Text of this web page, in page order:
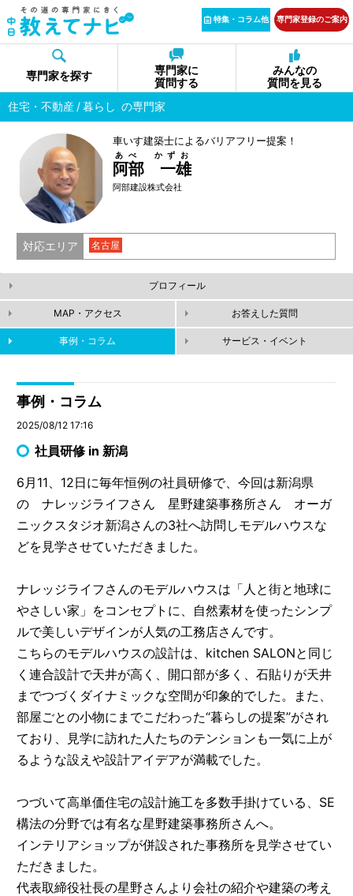
特集・コラム他 専門家登録のご案内
専門家を探す
専門家に
質問する
みんなの
質問を見る
住宅・不動産
暮らし の専門家
車いす建築士によるバリアフリー提案！
阿部 一雄
あべ かずお
阿部建設株式会社
対応エリア 名古屋
プロフィール
MAP・アクセス お答えした質問
事例・コラム サービス・イベント
事例・コラム
2025/08/12 17:16
社員研修 in 新潟
6月11、12日に毎年恒例の社員研修で、今回は新潟県
の ナレッジライフさん 星野建築事務所さん オーガ
ニックスタジオ新潟さんの3社へ訪問しモデルハウスな
どを見学させていただきました。
ナレッジライフさんのモデルハウスは「人と街と地球に
やさしい家」をコンセプトに、自然素材を使ったシンプ
ルで美しいデザインが人気の工務店さんです。
こちらのモデルハウスの設計は、kitchen SALONと同じ
く連合設計で天井が高く、開口部が多く、石貼りが天井
までつづくダイナミックな空間が印象的でした。また、
部屋ごとの小物にまでこだわった“暮らしの提案”がされ
ており、見学に訪れた人たちのテンションも一気に上が
るような設えや設計アイデアが満載でした。
つづいて高単価住宅の設計施工を多数手掛けている、SE
構法の分野では有名な星野建築事務所さんへ。
インテリアショップが併設された事務所を見学させてい
ただきました。
代表取締役社長の星野さんより会社の紹介や建築の考え